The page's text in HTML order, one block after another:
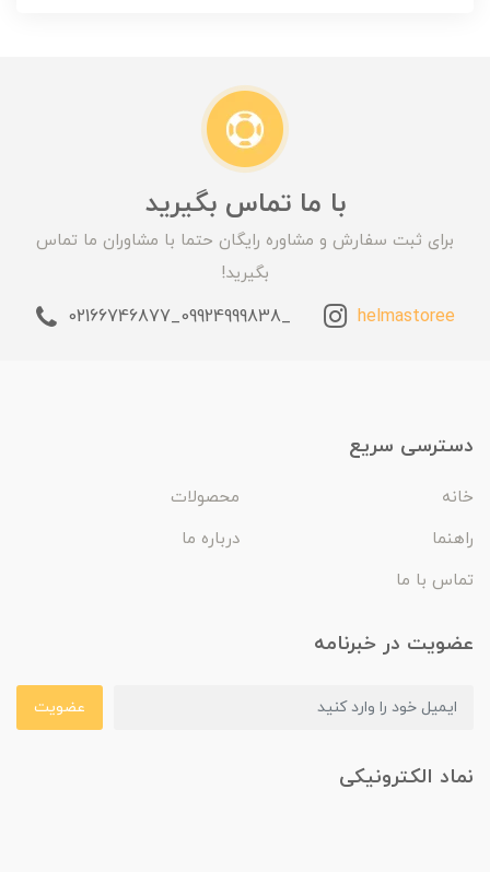
با ما تماس بگیرید
برای ثبت سفارش و مشاوره رایگان حتما با مشاوران ما تماس
بگیرید!
helmastoree
_09924999838_02166746877
دسترسی سریع
خانه
محصولات
راهنما
درباره ما
تماس با ما
عضویت در خبرنامه
عضویت
نماد الکترونیکی